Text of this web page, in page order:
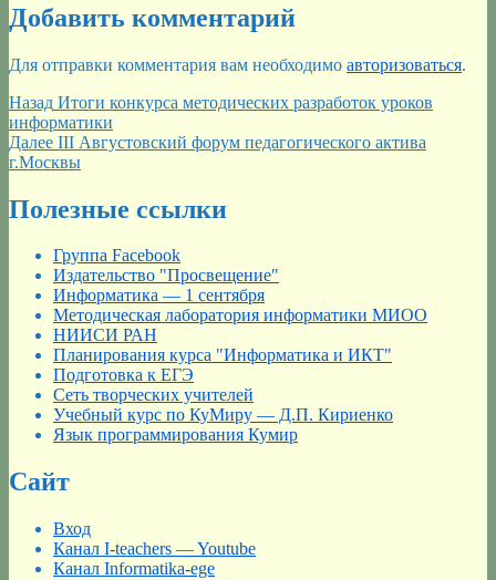
Добавить комментарий
Для отправки комментария вам необходимо авторизоваться.
Навигация
по
записям
Назад Предыдущая
запись:
Итоги конкурса методических разработок уроков
информатики
Далее Следующая
запись:
III Августовский форум педагогического актива
г.Москвы
Полезные ссылки
Группа Facebook
Издательство "Просвещение"
Информатика — 1 сентября
Методическая лаборатория информатики МИОО
НИИСИ РАН
Планирования курса "Информатика и ИКТ"
Подготовка к ЕГЭ
Сеть творческих учителей
Учебный курс по КуМиру — Д.П. Кириенко
Язык программирования Кумир
Сайт
Вход
Канал I-teachers — Youtube
Канал Informatika-ege